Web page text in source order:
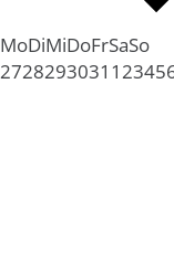
MoDiMiDoFrSaSo
2728293031 12345